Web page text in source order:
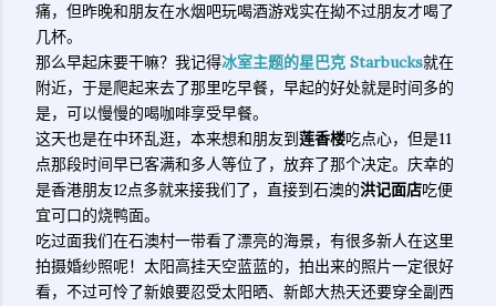
痛，但昨晚和朋友在水烟吧玩喝酒游戏实在拗不过朋友才喝了
几杯。
那么早起床要干嘛？我记得冰室主题的星巴克 Starbucks就在
附近，于是爬起来去了那里吃早餐，早起的好处就是时间多的
是，可以慢慢的喝咖啡享受早餐。
这天也是在中环乱逛，本来想和朋友到莲香楼吃点心，但是11
点那段时间早已客满和多人等位了，放弃了那个决定。庆幸的
是香港朋友12点多就来接我们了，直接到石澳的洪记面店吃便
宜可口的烧鸭面。
吃过面我们在石澳村一带看了漂亮的海景，有很多新人在这里
拍摄婚纱照呢！太阳高挂天空蓝蓝的，拍出来的照片一定很好
看，不过可怜了新娘要忍受太阳晒、新郎大热天还要穿全副西